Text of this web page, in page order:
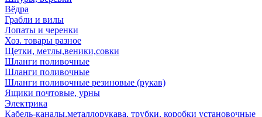
Вёдра
Грабли и вилы
Лопаты и черенки
Хоз. товары разное
Щетки, метлы,веники,совки
Шланги поливочные
Шланги поливочные
Шланги поливочные резиновые (рукав)
Ящики почтовые, урны
Электрика
Кабель-каналы,металлорукава, трубки, коробки установочные